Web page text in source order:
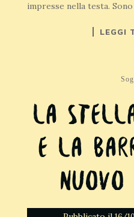
impresse nella testa.
LEGGI
La
e la
nuovo